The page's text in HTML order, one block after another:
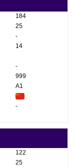
184
25
-
14
-
999
A1
-
122
25